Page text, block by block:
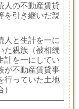
人の不動産賃貸
を引き継いだ親
人と生計を一に
た親族（被相続
計を一にしてい
が不動産賃貸事
行っていた土地